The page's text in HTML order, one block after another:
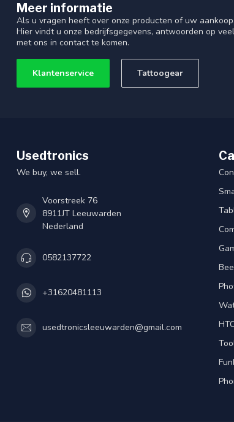
Meer informatie
Als u vragen heeft over onze producten of uw
Hier vindt u onze bedrijfsgegevens, antwoorden op
met ons in contact te komen.
Klantenservice Tattoogear
Usedtronics
We buy, we sell.
Voorstreek 76
8911JT Leeuwarden
Nederland
0582137722
+31620481113
usedtronicsleeuwarden@gmail.com